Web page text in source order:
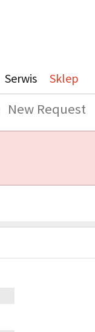
Serwis Sklep
New Request